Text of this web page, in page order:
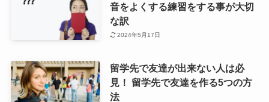
音をよくする練習をする事が大切
な訳
2024年5月17日
留学先で友達が出来ない人は必
見！ 留学先で友達を作る5つの方
法